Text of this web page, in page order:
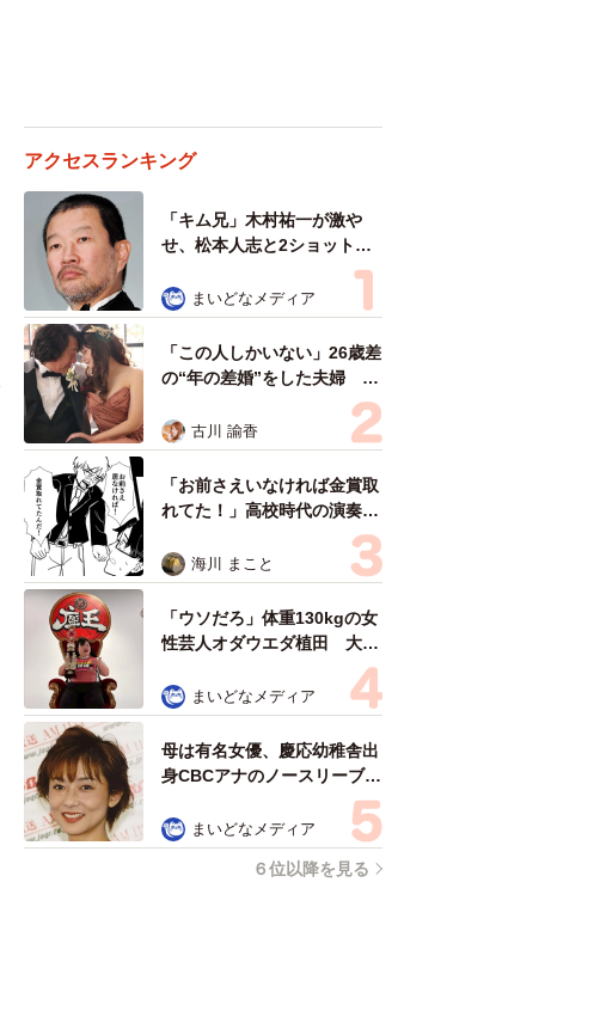
アクセスランキング
「キム兄」木村祐一が激や
せ、松本人志と2ショット
「一瞬、分からなかったわ」
「テキヤの兄さん」
まいどなメディア
「この人しかいない」26歳差
の“年の差婚”をした夫婦 出
会いは？反対する声はなかっ
た？ 今の思いを聞いた
古川 諭香
「お前さえいなければ金賞取
れてた！」高校時代の演奏会
がトラウマ……責められた学
生は楽器修理職人に 10年後
再会した因縁の相手から思わ
ぬ申し出【漫画】
海川 まこと
「ウソだろ」体重130kgの女
性芸人オダウエダ植田 大学
で」 まいどなメディア
母は有名女優、慶応幼稚舎出
身CBCアナのノースリーブ姿
「育ちの良さが表情に表れて
る」「天使の笑顔」
まいどなメディア
６位以降を見る